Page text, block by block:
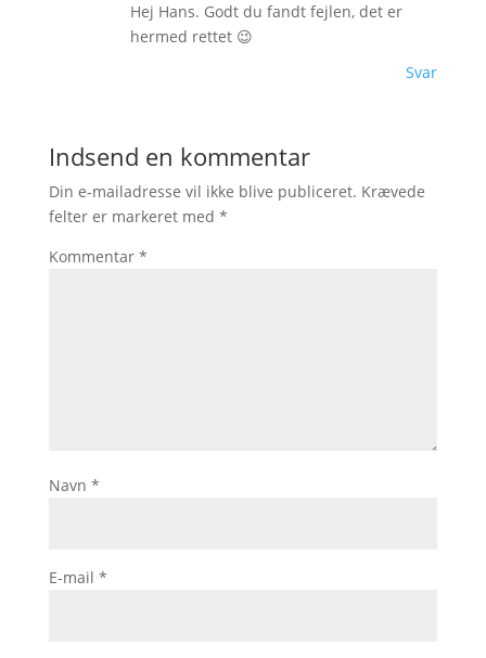
Hej Hans. Godt du fandt fejlen, det er
hermed rettet 😉
Svar
Indsend en kommentar
Din e-mailadresse vil ikke blive publiceret. Krævede
felter er markeret med *
Kommentar *
Navn *
E-mail *